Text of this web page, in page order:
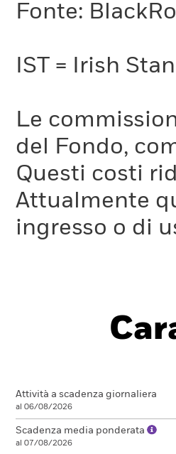
Fonte:
IST = Irish
Le
del Fondo,
Questi costi
Attualmente
ingresso o di
Attività a scadenza giornaliera
al 06/08/2026
Scadenza media ponderata
al 07/08/2026